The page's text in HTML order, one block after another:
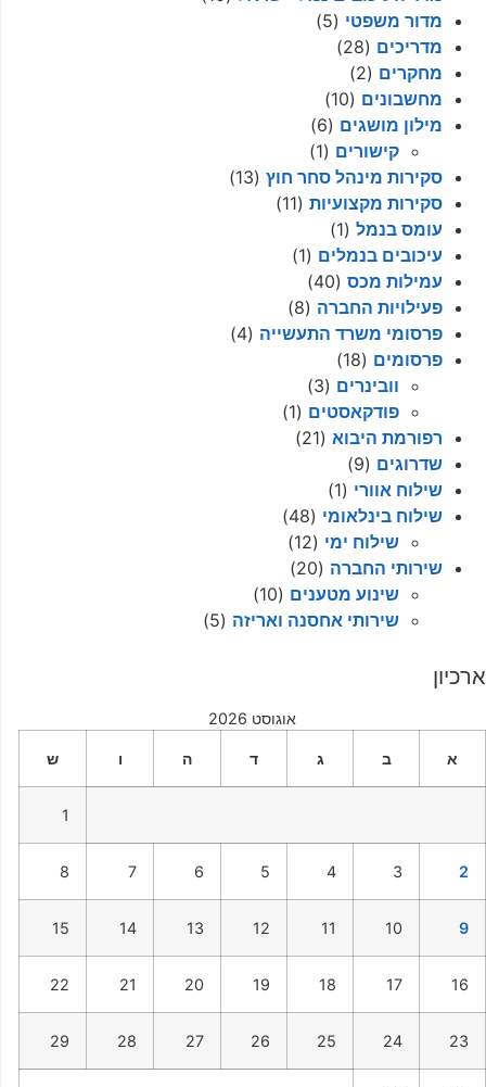
מדור משפטי (5)
מדריכים (28)
מחקרים (2)
מחשבונים (10)
מילון מושגים (6)
קישורים (1)
סקירות מינהל סחר חוץ (13)
סקירות מקצועיות (11)
עומס בנמל (1)
עיכובים בנמלים (1)
עמילות מכס (40)
פעילויות החברה (8)
פרסומי משרד התעשייה (4)
פרסומים (18)
וובינרים (3)
פודקאסטים (1)
רפורמת היבוא (21)
שדרוגים (9)
שילוח אוורי (1)
שילוח בינלאומי (48)
שילוח ימי (12)
שירותי החברה (20)
שינוע מטענים (10)
שירותי אחסנה ואריזה (5)
ארכיון
אוגוסט 2026
א ב ג ד ה ו ש
1
2
3
4
5
6
7
8
9
10
11
12
13
14
15
16
17
18
19
20
21
22
23
24
25
26
27
28
29